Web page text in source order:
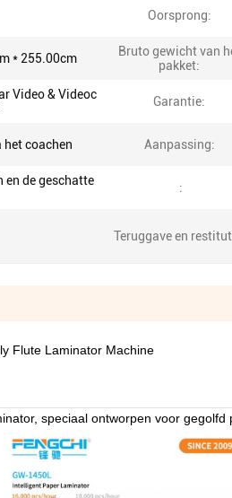
Oorsprong:
* 255.00cm
Bruto gewicht van
pakket:
Video & Videoc
Garantie:
het coachen Aanpassing:
en de geschatte
:
Teruggave en
Flute Laminator Machine
speciaal ontworpen voor gegolfd